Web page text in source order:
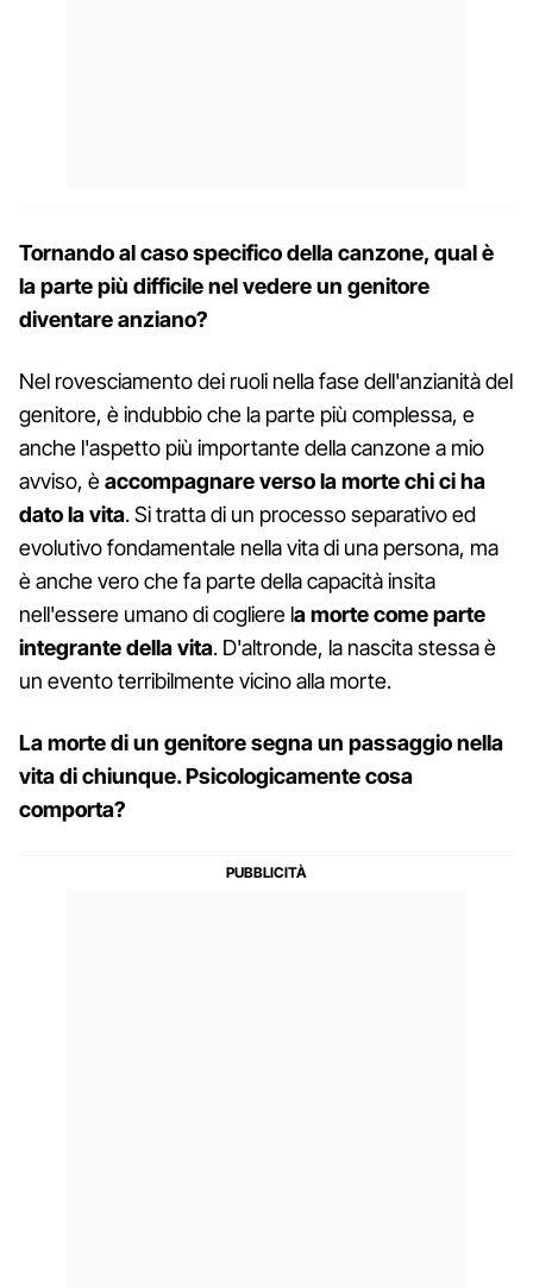
Tornando al caso specifico della canzone, qual è
la parte più difficile nel vedere un genitore
diventare anziano?
Nel rovesciamento dei ruoli nella fase dell'anzianità del
genitore, è indubbio che la parte più complessa, e
anche l'aspetto più importante della canzone a mio
avviso, èaccompagnare verso la morte chi ci ha
dato la vita. Si tratta di un processo separativo ed
evolutivo fondamentale nella vita di una persona, ma
è anche vero che fa parte della capacità insita
nell'essere umano di cogliere la morte come parte
integrante della vita. D'altronde, la nascita stessa è
un evento terribilmente vicino alla morte.
La morte di un genitore segna un passaggio nella
vita di chiunque. Psicologicamente cosa
comporta?